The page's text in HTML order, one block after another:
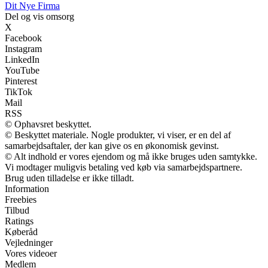
Dit Nye Firma
Del og vis omsorg
X
Facebook
Instagram
LinkedIn
YouTube
Pinterest
TikTok
Mail
RSS
© Ophavsret beskyttet.
© Beskyttet materiale. Nogle produkter, vi viser, er en del af
samarbejdsaftaler, der kan give os en økonomisk gevinst.
© Alt indhold er vores ejendom og må ikke bruges uden samtykke.
Vi modtager muligvis betaling ved køb via samarbejdspartnere.
Brug uden tilladelse er ikke tilladt.
Information
Freebies
Tilbud
Ratings
Køberåd
Vejledninger
Vores videoer
Medlem